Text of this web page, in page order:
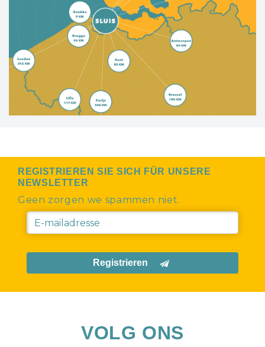
REGISTRIEREN SIE SICH FÜR UNSERE
NEWSLETTER
Geen zorgen we spammen niet.
Registrieren
VOLG ONS